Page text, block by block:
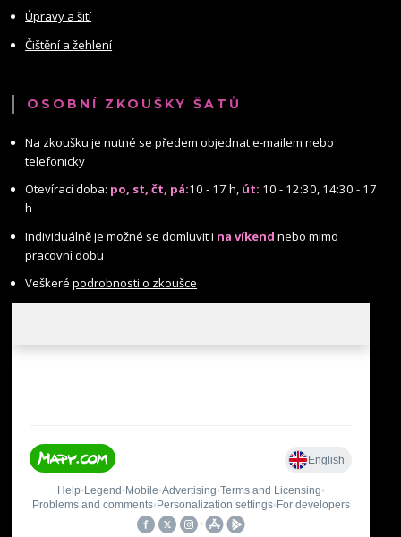
Úpravy a šití
Čištění a žehlení
OSOBNÍ ZKOUŠKY ŠATŮ
Na zkoušku je nutné se předem objednat e-mailem nebo
telefonicky
Otevírací doba: po, st, čt, pá:10 - 17 h, út: 10 - 12:30, 14:30 - 17
h
Individuálně je možné se domluvit i na víkend nebo mimo
pracovní dobu
Veškerépodrobnosti o zkoušce